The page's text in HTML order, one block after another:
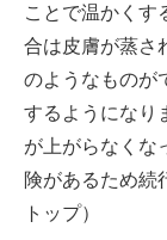
ことで温かくす
合は皮膚が蒸さ
のようなものが
するようになり
が上がらなくな
険があるため続
トップ）